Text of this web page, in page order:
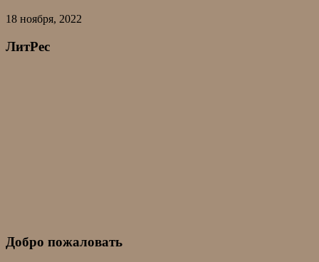
18 ноября, 2022
ЛитРес
Добро пожаловать